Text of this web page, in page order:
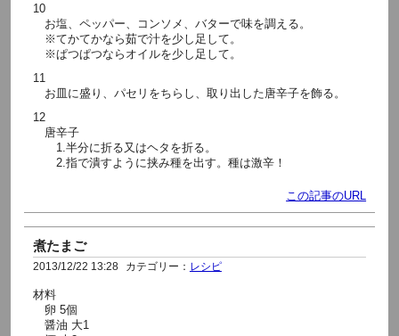
10
お塩、ペッパー、コンソメ、バターで味を調える。
※てかてかなら茹で汁を少し足して。
※ぱつぱつならオイルを少し足して。
11
お皿に盛り、パセリをちらし、取り出した唐辛子を飾る。
12
唐辛子
1.半分に折る又はヘタを折る。
2.指で潰すように挟み種を出す。種は激辛！
この記事のURL
煮たまご
2013/12/22 13:28 カテゴリー： レシピ
材料
卵 5個
醤油 大1